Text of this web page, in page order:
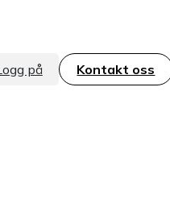
på Kontakt oss​​​​​​​